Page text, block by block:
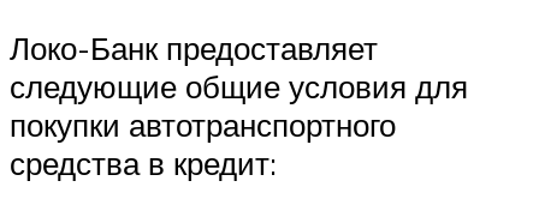
Локо-Банк предоставляет
следующие общие условия для
покупки автотранспортного
средства в кредит: